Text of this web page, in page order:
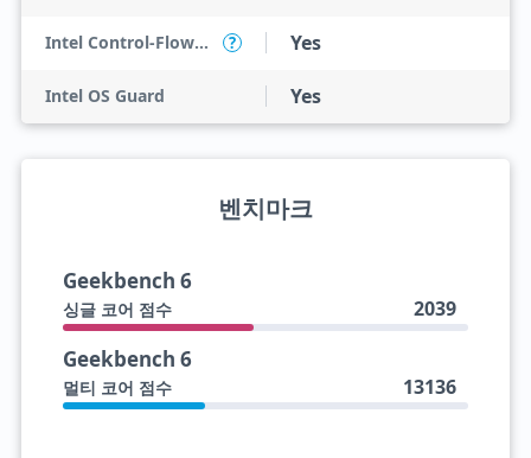
Intel Control-Flow Enforcement Technology ? Yes
Intel OS Guard Yes
벤치마크
Geekbench 6
싱글 코어 점수 2039
Geekbench 6
멀티 코어 점수 13136